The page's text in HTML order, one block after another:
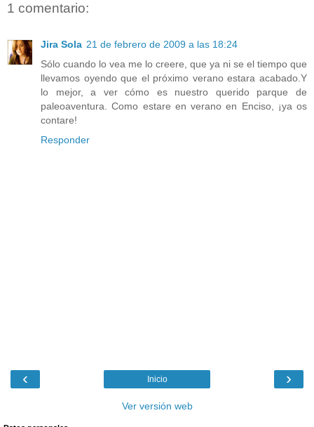
1 comentario:
Jira Sola 21 de febrero de 2009 a las 18:24
Sólo cuando lo vea me lo creere, que ya ni se el tiempo que
llevamos oyendo que el próximo verano estara acabado.Y
lo mejor, a ver cómo es nuestro querido parque de
paleoaventura. Como estare en verano en Enciso, ¡ya os
contare!
Responder
‹ ›
Inicio
Ver versión web